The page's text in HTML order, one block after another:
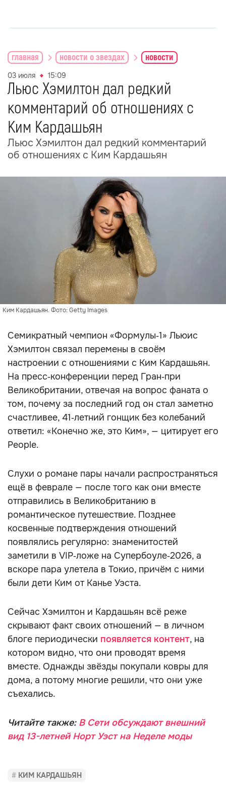
главная новости о звездах новости
03 июля 15:09
Льюс Хэмилтон дал редкий
комментарий об отношениях с
Ким Кардашьян
Льюс Хэмилтон дал редкий комментарий
об отношениях с Ким Кардашьян
Ким Кардашьян. Фото: Getty Images
Семикратный чемпион «Формулы‑1» Льюис
Хэмилтон связал перемены в своём
настроении с отношениями с Ким Кардашьян.
На пресс‑конференции перед Гран‑при
Великобритании, отвечая на вопрос фаната о
том, почему за последний год он стал заметно
счастливее, 41‑летний гонщик без колебаний
ответил: «Конечно же, это Ким», — цитирует его
People.
Слухи о романе пары начали распространяться
ещё в феврале — после того как они вместе
отправились в Великобританию в
романтическое путешествие. Позднее
косвенные подтверждения отношений
появлялись регулярно: знаменитостей
заметили в VIP‑ложе на Супербоуле‑2026, а
вскоре пара улетела в Токио, причём с ними
были дети Ким от Канье Уэста.
Сейчас Хэмилтон и Кардашьян всё реже
скрывают факт своих отношений — в личном
блоге периодически появляется контент, на
котором видно, что они проводят время
вместе. Однажды звёзды покупали ковры для
дома, а потому многие решили, что они уже
съехались.
Читайте также: В Сети обсуждают внешний
вид 13-летней Норт Уэст на Неделе моды
КИМ КАРДАШЬЯН